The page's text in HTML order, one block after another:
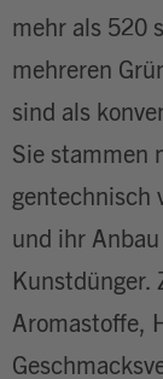
mehr als 520
mehreren
sind als
Sie stammen
gentechnisch
und ihr
Kunstdünger.
Aromastoffe,